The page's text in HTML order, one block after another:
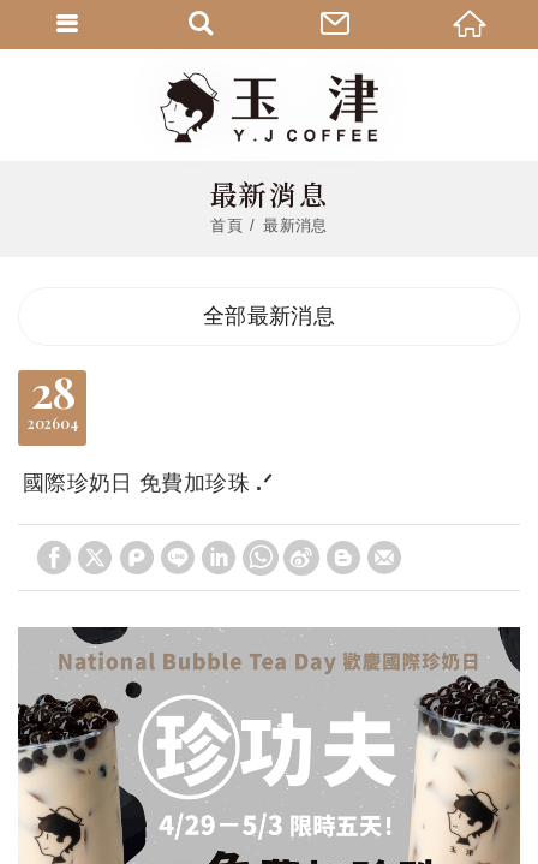
最新消息
首頁 最新消息
全部最新消息
28
04
2026
國際珍奶日 免費加珍珠 .ᐟ